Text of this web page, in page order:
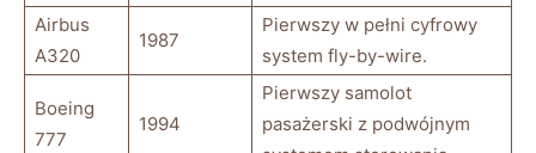
Airbus
A320
1987
Pierwszy w pełni cyfrowy
system fly-by-wire.
Boeing
777
1994
Pierwszy‍ samolot
pasażerski z podwójnym